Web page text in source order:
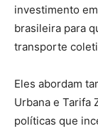
investimento
brasileira para
transporte
Eles abordam
Urbana e Tarifa
políticas que